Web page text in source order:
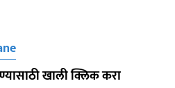
खाली क्लिक करा